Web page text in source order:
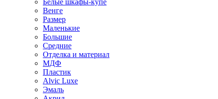
Белые шкафы-купе
Венге
Размер
Маленькие
Большие
Средние
Отделка и материал
МДФ
Пластик
Alvic Luxe
Эмаль